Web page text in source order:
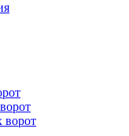
ворот